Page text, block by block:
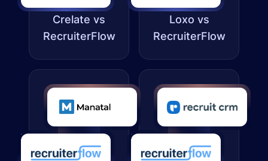
Crelate vs
RecruiterFlow
Loxo vs
RecruiterFlow